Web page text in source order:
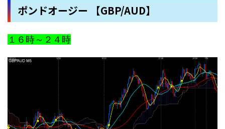
ポンドオージー 【GBP/AUD】
１６時～２４時